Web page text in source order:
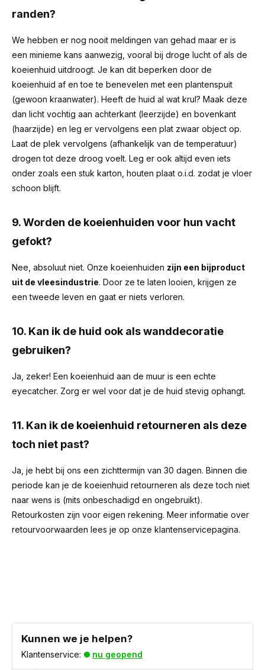
randen?
We hebben er nog nooit meldingen van gehad maar er is
een minieme kans aanwezig, vooral bij droge lucht of als de
koeienhuid uitdroogt. Je kan dit beperken door de
koeienhuid af en toe te benevelen met een plantenspuit
(gewoon kraanwater). Heeft de huid al wat krul? Maak deze
dan licht vochtig aan achterkant (leerzijde) en bovenkant
(haarzijde) en leg er vervolgens een plat zwaar object op.
Laat de plek vervolgens (afhankelijk van de temperatuur)
drogen tot deze droog voelt. Leg er ook altijd even iets
onder zoals een stuk karton, houten plaat o.i.d. zodat je vloer
schoon blijft.
9. Worden de koeienhuiden voor hun vacht
gefokt?
Nee, absoluut niet. Onze koeienhuiden zijn een bijproduct
uit de vleesindustrie. Door ze te laten looien, krijgen ze
een tweede leven en gaat er niets verloren.
10. Kan ik de huid ook als wanddecoratie
gebruiken?
Ja, zeker! Een koeienhuid aan de muur is een echte
eyecatcher. Zorg er wel voor dat je de huid stevig ophangt.
11. Kan ik de koeienhuid retourneren als deze
toch niet past?
Ja, je hebt bij ons een zichttermijn van 30 dagen. Binnen die
periode kan je de koeienhuid retourneren als deze toch niet
naar wens is (mits onbeschadigd en ongebruikt).
Retourkosten zijn voor eigen rekening. Meer informatie over
retourvoorwaarden lees je op onze klantenservicepagina.
Kunnen we je helpen?
Klantenservice: nu geopend